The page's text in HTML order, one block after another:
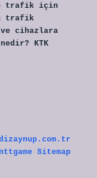
trafik için
trafik
cihazlara
KTK
nttgame Sitemap